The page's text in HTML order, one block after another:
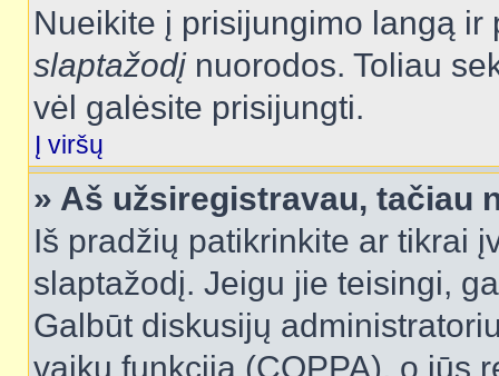
Nueikite į prisijungimo langą
slaptažodįnuorodos. Toliau
vėl galėsite prisijungti.
Į viršų
» Aš užsiregistravau, tačiau
Iš pradžių patikrinkite ar tikrai
slaptažodį. Jeigu jie teisingi,
Galbūt diskusijų
vaikų funkciją (COPPA), o jūs